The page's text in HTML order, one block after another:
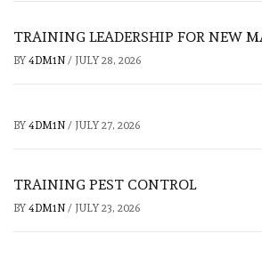
TRAINING LEADERSHIP FOR NEW
BY 4DM1N / JULY 28, 2026
BY 4DM1N / JULY 27, 2026
TRAINING PEST CONTROL
BY 4DM1N / JULY 23, 2026